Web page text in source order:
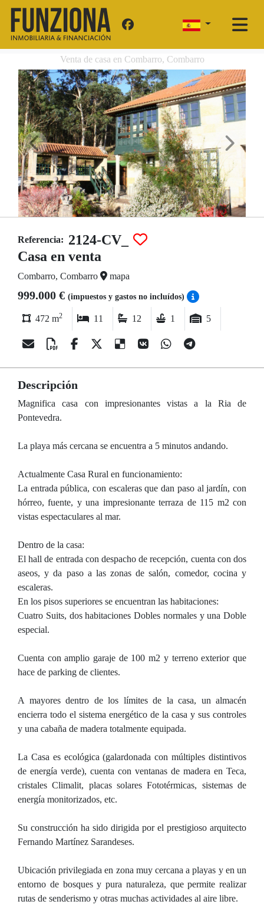
Venta de casa en Combarro, Combarro
Referencia: 2124-CV_
Casa en venta
Combarro, Combarro mapa
999.000 € (impuestos y gastos no incluídos)
472 m2 11 12 1 5
Descripción
Magnifica casa con impresionantes vistas a la Ria de
Pontevedra.
La playa más cercana se encuentra a 5 minutos andando.
Actualmente Casa Rural en funcionamiento:
La entrada pública, con escaleras que dan paso al jardín, con
hórreo, fuente, y una impresionante terraza de 115 m2 con
vistas espectaculares al mar.
Dentro de la casa:
El hall de entrada con despacho de recepción, cuenta con dos
aseos, y da paso a las zonas de salón, comedor, cocina y
escaleras.
En los pisos superiores se encuentran las habitaciones:
Cuatro Suits, dos habitaciones Dobles normales y una Doble
especial.
Cuenta con amplio garaje de 100 m2 y terreno exterior que
hace de parking de clientes.
A mayores dentro de los límites de la casa, un almacén
encierra todo el sistema energético de la casa y sus controles
y una cabaña de madera totalmente equipada.
La Casa es ecológica (galardonada con múltiples distintivos
de energía verde), cuenta con ventanas de madera en Teca,
cristales Climalit, placas solares Fototérmicas, sistemas de
energía monitorizados, etc.
Su construcción ha sido dirigida por el prestigioso arquitecto
Fernando Martínez Sarandeses.
Ubicación privilegiada en zona muy cercana a playas y en un
entorno de bosques y pura naturaleza, que permite realizar
rutas de senderismo y otras muchas actividades al aire libre.